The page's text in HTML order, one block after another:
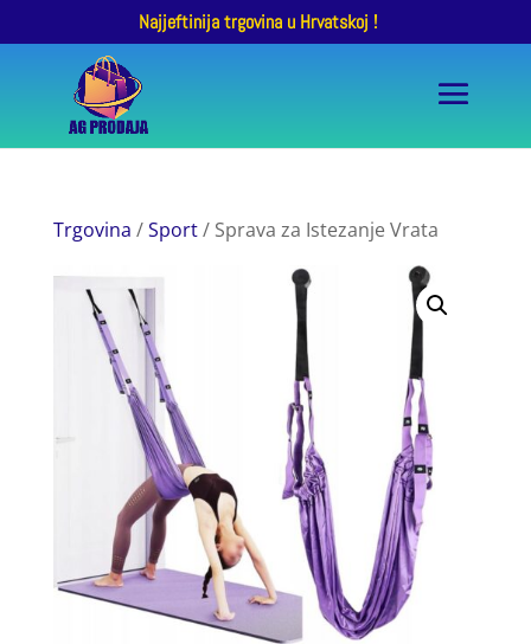
Najjeftinija trgovina u Hrvatskoj !
Trgovina /Sport/ Sprava za Istezanje Vrata